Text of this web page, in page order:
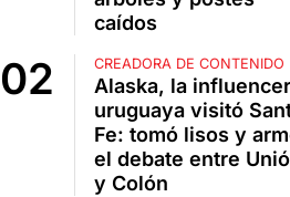
caídos
CREADORA DE CONTENIDO
Alaska, la influencer
uruguaya visitó
Fe: tomó lisos y
el debate entre
y Colón